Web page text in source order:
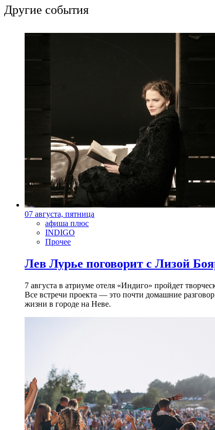
Другие события
07 августа, пятница
афиша плюс
INDIGO
Прочее
Лев Лурье поговорит с Лизой
7 августа в атриуме отеля «Индиго» пройдет
Все встречи проекта — это почти домашние
жизни в городе на Неве.